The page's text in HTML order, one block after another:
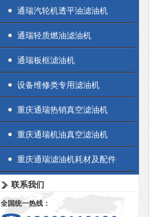
通瑞汽轮机透平油滤油机
通瑞轻质燃油滤油机
通瑞板框滤油机
设备维修类专用滤油机
重庆通瑞热销真空滤油机
重庆通瑞机油真空滤油机
重庆通瑞滤油机耗材及配件
联系我们
全国统一热线：